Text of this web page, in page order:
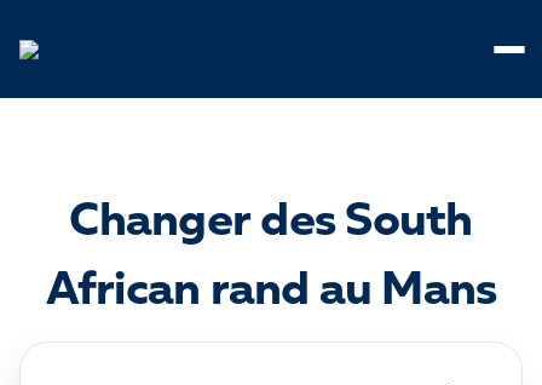
Changer des South
African rand au Mans